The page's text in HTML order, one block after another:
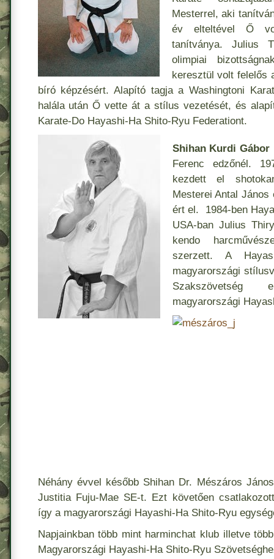
Mesterrel, aki
év elteltével Ő
tanítványa. Julius
olimpiai
keresztül volt felelős
bíró képzésért. Alapító tagja a Washingtoni
halála után Ő vette át a stílus vezetését, és
Karate-Do Hayashi-Ha Shito-Ryu Federationt.
Shihan Kurdi Gábor
Ferenc edzőnél.
kezdett el
Mesterei Antal
ért el. 1984-ben
USA-ban Julius
kendo
szerzett. A
magyarországi
magyarországi
Néhány évvel később Shihan Dr. Mészáros
Justitia Fuju-Mae SE-t. Ezt követően
így a magyarországi Hayashi-Ha Shito-Ryu
Napjainkban több mint harminchat klub illetve
Magyarországi Hayashi-Ha Shito-Ryu